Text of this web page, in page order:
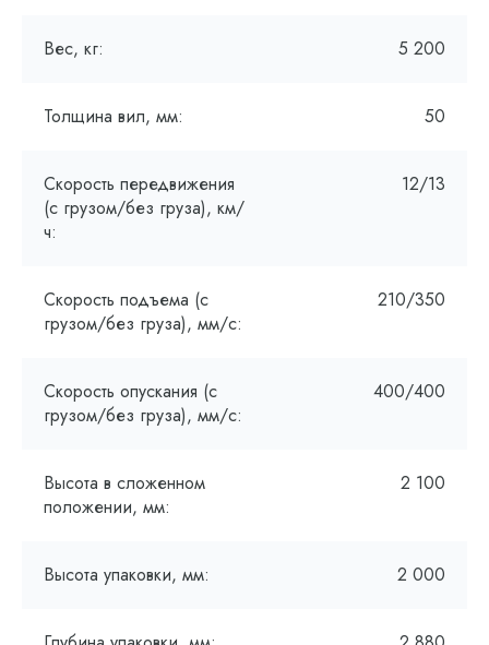
Вес, кг: 5 200
Толщина вил, мм: 50
Скорость передвижения
(с грузом/без груза), км/
ч:
12/13
Скорость подъема (с
грузом/без груза), мм/с:
210/350
Скорость опускания (с
грузом/без груза), мм/с:
400/400
Высота в сложенном
положении, мм:
2 100
Высота упаковки, мм: 2 000